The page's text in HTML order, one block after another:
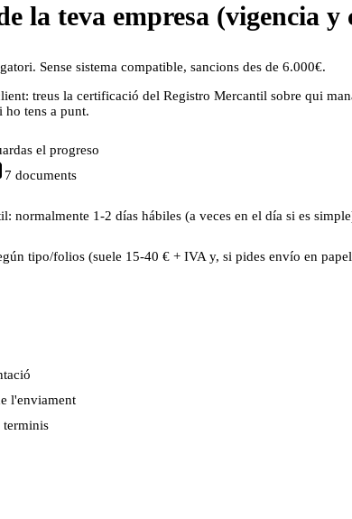
la teva empresa (vigencia
Sense sistema compatible, sancions des de 6.000€.
treus la certificació del Registro Mercantil sobre qui
ho tens a punt.
el progreso
7 documents
normalmente 1-2 días hábiles (a veces en el día si es
tipo/folios (suele 15-40 € + IVA y, si pides envío en
l'enviament
terminis